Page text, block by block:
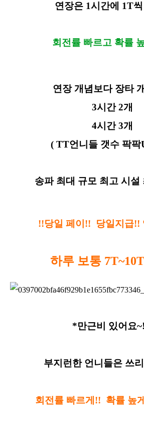
연장은 1시간에 1T
회전률 빠르고 확률
연장 개념보다 장타
3시간 2개
4시간 3개
( TT언니들 갯수 팍팍
송파 최대 규모 최고 시설
!!당일 페이!! 당일지급!!
하루 보통
*만근비 있어요
부지런한 언니들은 쓰
회전률 빠르게!! 확률 높